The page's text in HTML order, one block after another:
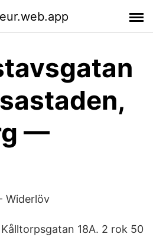
—
Widerlöv
18A. 2 rok 50